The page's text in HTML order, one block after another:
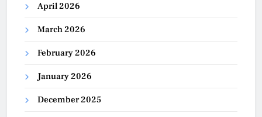
April 2026
March 2026
February 2026
January 2026
December 2025